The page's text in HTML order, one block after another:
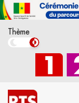
Thème